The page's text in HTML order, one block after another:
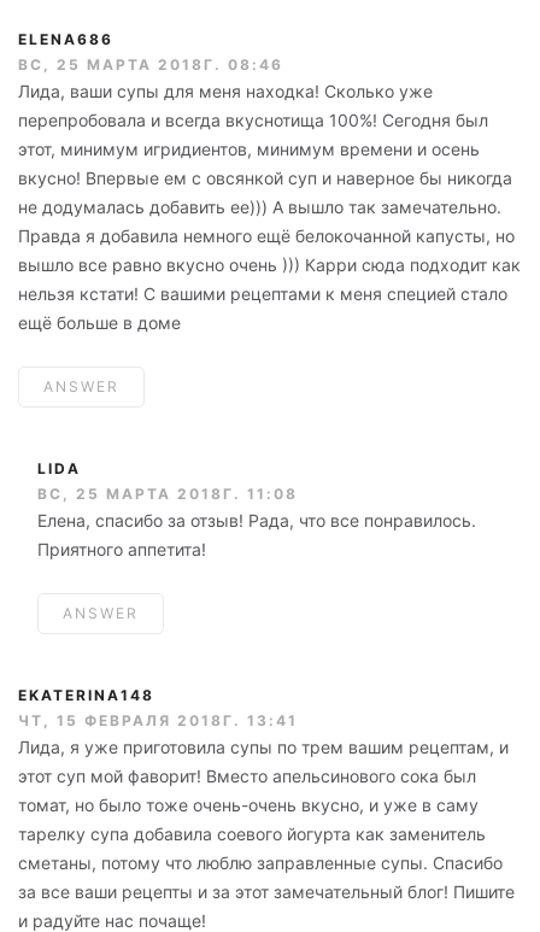
ELENA686
ВС, 25 МАРТА 2018Г. 08:46
Лида, ваши супы для меня находка! Сколько уже
перепробовала и всегда вкуснотища 100%! Сегодня был
этот, минимум игридиентов, минимум времени и осень
вкусно! Впервые ем с овсянкой суп и наверное бы никогда
не додумалась добавить ее))) А вышло так замечательно.
Правда я добавила немного ещё белокочанной капусты, но
вышло все равно вкусно очень ))) Карри сюда подходит как
нельзя кстати! С вашими рецептами к меня специей стало
ещё больше в доме
ANSWER
LIDA
ВС, 25 МАРТА 2018Г. 11:08
Елена, спасибо за отзыв! Рада, что все понравилось.
Приятного аппетита!
ANSWER
EKATERINA148
ЧТ, 15 ФЕВРАЛЯ 2018Г. 13:41
Лида, я уже приготовила супы по трем вашим рецептам, и
этот суп мой фаворит! Вместо апельсинового сока был
томат, но было тоже очень-очень вкусно, и уже в саму
тарелку супа добавила соевого йогурта как заменитель
сметаны, потому что люблю заправленные супы. Спасибо
за все ваши рецепты и за этот замечательный блог! Пишите
и радуйте нас почаще!